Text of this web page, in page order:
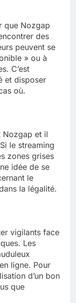
que Nozgap
des
peuvent se
» ou à
C’est
et disposer
où.
Nozgap et il
le streaming
zones grises
idée de se
le
la légalité.
vigilants face
Les
ligne. Pour
d’un bon
que